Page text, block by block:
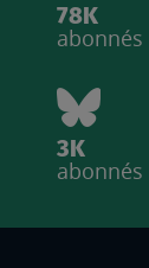
78K
abonnés
3K
abonnés